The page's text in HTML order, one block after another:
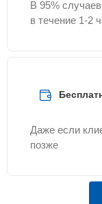
В 95%
в течение 1-2
Даже если
позже